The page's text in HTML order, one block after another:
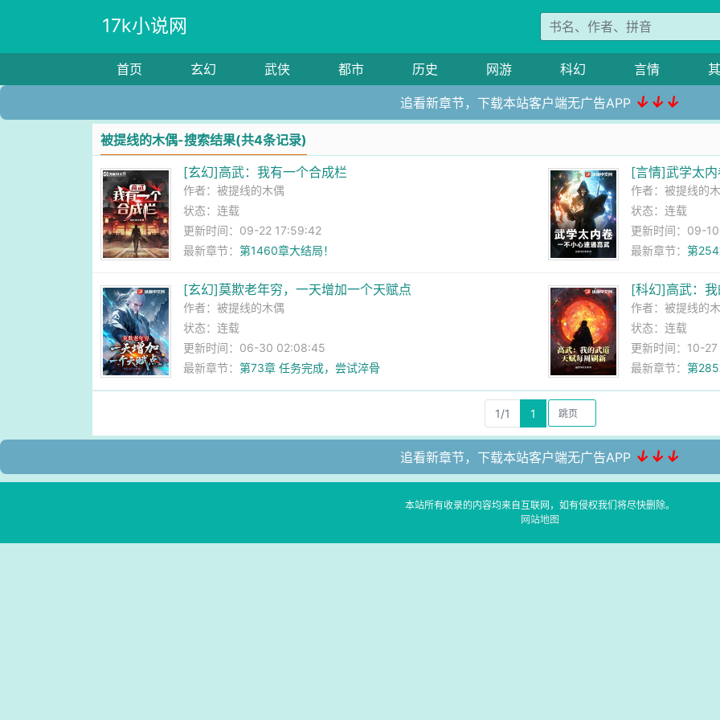
17k小说网
首页 玄幻 武侠 都市 历史 网游 科幻 言情
追看新章节，下载本站客户端无广告APP ↓↓↓
被提线的木偶-搜索结果(共4条记录)
[玄幻]高武：我有一个合成栏
作者：被提线的木偶
状态：连载
更新时间：09-22 17:59:42
最新章节：第1460章大结局！
[言情]武学太
作者： 被提线的
状态：连载
更新时间：09-
最新章节： 第
[玄幻]莫欺老年穷，一天增加一个天赋点
作者：被提线的木偶
状态：连载
更新时间：06-30 02:08:45
最新章节：第73章 任务完成，尝试淬骨
[科幻]高武：
作者： 被提线的
状态：连载
更新时间：10-
最新章节： 第
1/1 1
追看新章节，下载本站客户端无广告APP ↓↓↓
本站所有收录的内容均来自互联网，如有侵权我们将尽快删除。
网站地图